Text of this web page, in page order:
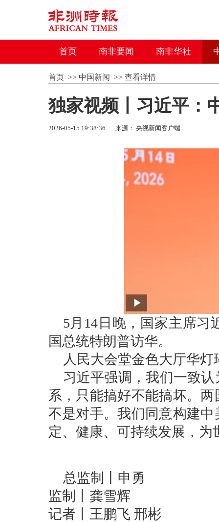
首页 南非要闻 南非华社
首页>> 中国新闻 >> 查看详情
独家视频丨习近平：
2026-05-15 19:38:36 来源： 央视新闻客户端
5月14日晚，国家主席习
国总统特朗普访华。
人民大会堂金色大厅华
习近平强调，我们一致
系，只能搞好不能搞坏。
不是对手。我们同意构建
定、健康、可持续发展，
总监制丨申勇
监制丨龚雪辉
记者丨王鹏飞 邢彬